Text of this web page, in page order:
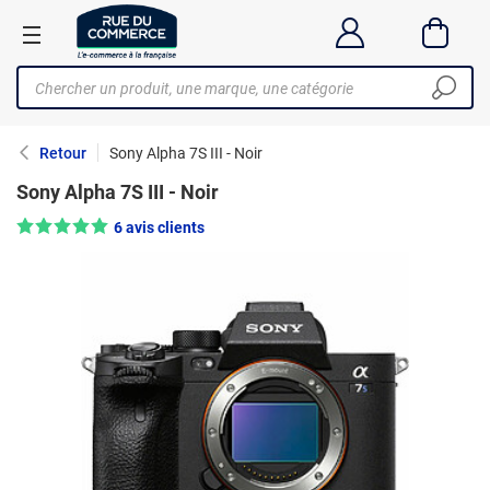
Retour Sony Alpha 7S III - Noir
Sony Alpha 7S III - Noir
Note : 5/5 — 6 avis clients